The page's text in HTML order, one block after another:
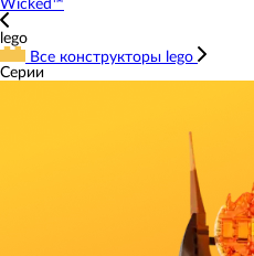
Wicked™
lego
Все конструкторы lego
Серии